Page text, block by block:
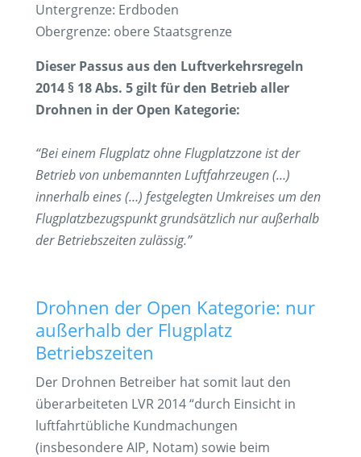
Untergrenze: Erdboden
Obergrenze: obere Staatsgrenze
Dieser Passus aus den Luftverkehrsregeln
2014 § 18 Abs. 5 gilt für den Betrieb aller
Drohnen in der Open Kategorie:
“Bei einem Flugplatz ohne Flugplatzzone ist der
Betrieb von unbemannten Luftfahrzeugen (…)
innerhalb eines (…) festgelegten Umkreises um den
Flugplatzbezugspunkt grundsätzlich nur außerhalb
der Betriebszeiten zulässig.”
Drohnen der Open Kategorie: nur
außerhalb der Flugplatz
Betriebszeiten
Der Drohnen Betreiber hat somit laut den
überarbeiteten LVR 2014 “durch Einsicht in
luftfahrtübliche Kundmachungen
(insbesondere AIP, Notam) sowie beim